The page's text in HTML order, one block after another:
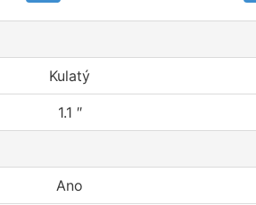
Kulatý
1.1 ″
Ano